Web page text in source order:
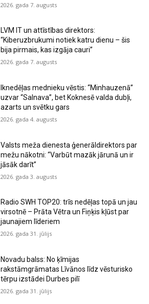
2026. gada 7. augusts
LVM IT un attīstības direktors:
“Kiberuzbrukumi notiek katru dienu – šis
bija pirmais, kas izgāja cauri”
2026. gada 7. augusts
Iknedēļas mednieku vēstis: “Minhauzenā”
uzvar “Salnava”, bet Koknesē valda dubļi,
azarts un svētku gars
2026. gada 4. augusts
Valsts meža dienesta ģenerāldirektors par
mežu nākotni: “Varbūt mazāk jārunā un ir
jāsāk darīt”
2026. gada 3. augusts
Radio SWH TOP20: trīs nedēļas topā un jau
virsotnē – Prāta Vētra un Fiņķis kļūst par
jaunajiem līderiem
2026. gada 31. jūlijs
Novadu balss: No ķīmijas
rakstāmgrāmatas Līvānos līdz vēsturisko
tērpu izstādei Durbes pilī
2026. gada 31. jūlijs